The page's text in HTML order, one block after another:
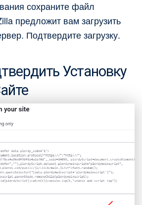
сохраните файл
предложит вам загрузить
Подтвердите загрузку.
Установку